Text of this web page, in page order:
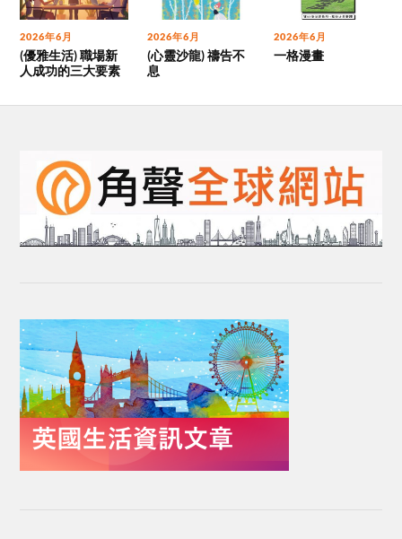
2026年6月
(優雅生活) 職場新
人成功的三大要素
2026年6月
(心靈沙龍) 禱告不
息
2026年6月
一格漫畫